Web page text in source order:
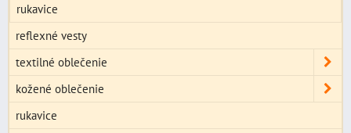
rukavice
reflexné vesty
textilné oblečenie
kožené oblečenie
rukavice